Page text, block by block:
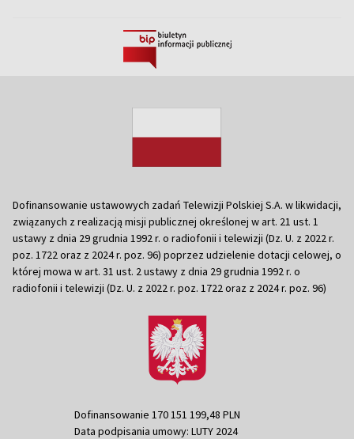
Dofinansowanie ustawowych zadań Telewizji Polskiej S.A. w likwidacji,
związanych z realizacją misji publicznej określonej w art. 21 ust. 1
ustawy z dnia 29 grudnia 1992 r. o radiofonii i telewizji (Dz. U. z 2022 r.
poz. 1722 oraz z 2024 r. poz. 96) poprzez udzielenie dotacji celowej, o
której mowa w art. 31 ust. 2 ustawy z dnia 29 grudnia 1992 r. o
radiofonii i telewizji (Dz. U. z 2022 r. poz. 1722 oraz z 2024 r. poz. 96)
Dofinansowanie 170 151 199,48 PLN
Data podpisania umowy: LUTY 2024